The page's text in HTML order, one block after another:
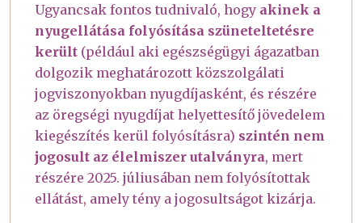
Ugyancsak fontos tudnivaló, hogy akinek a
nyugellátása folyósítása szüneteltetésre
került (például aki egészségügyi ágazatban
dolgozik meghatározott közszolgálati
jogviszonyokban nyugdíjasként, és részére
az öregségi nyugdíjat helyettesítő jövedelem
kiegészítés kerül folyósításra) szintén nem
jogosult az élelmiszer utalványra, mert
részére 2025. júliusában nem folyósítottak
ellátást, amely tény a jogosultságot kizárja.